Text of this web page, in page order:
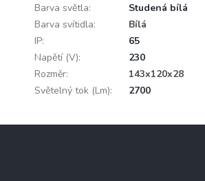
Barva světla:
Studená bílá
Barva svítidla:
Bílá
IP:
65
Napětí (V):
230
Rozměr:
143x120x28
Světelný tok (Lm): 2700